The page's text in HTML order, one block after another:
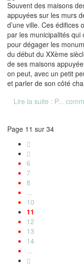
Souvent des maisons
appuyées sur les murs
d’une ville. Ces édifices
par les municipalités
pour dégager les
du début du XXème
de ses maisons
on peut, avec un petit
et parler de son côté
Lire la suite : P...
Page 11 sur 34
6
7
8
...
10
11
12
13
14
...